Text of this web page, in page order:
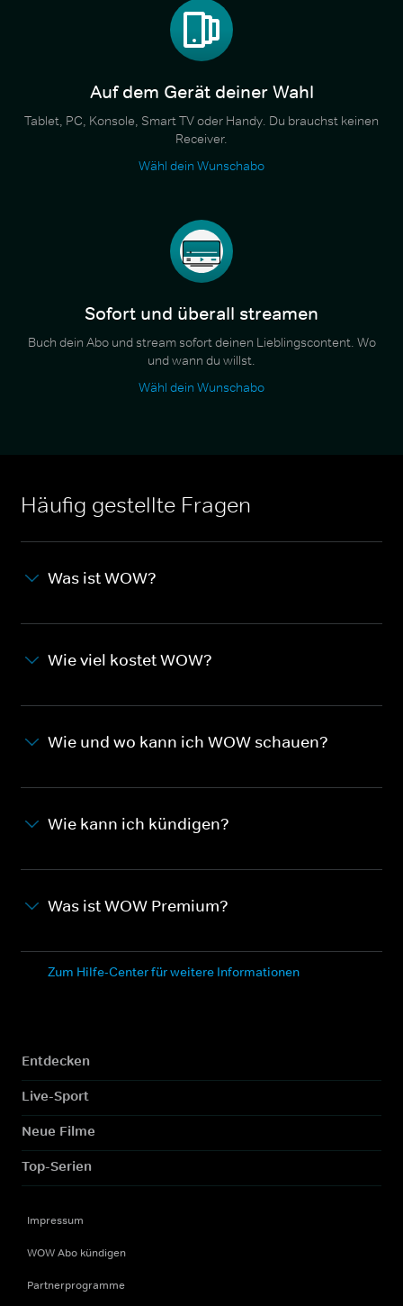
Auf dem Gerät deiner Wahl
Tablet, PC, Konsole, Smart TV oder Handy. Du brauchst keinen
Receiver.
Wähl dein Wunschabo
Sofort und überall streamen
Buch dein Abo und stream sofort deinen Lieblingscontent. Wo
und wann du willst.
Wähl dein Wunschabo
Häufig gestellte Fragen
Was ist WOW?
Wie viel kostet WOW?
Wie und wo kann ich WOW schauen?
Wie kann ich kündigen?
Was ist WOW Premium?
Zum Hilfe-Center für weitere Informationen
Entdecken
Live-Sport
Neue Filme
Top-Serien
Impressum
WOW Abo kündigen
Partnerprogramme